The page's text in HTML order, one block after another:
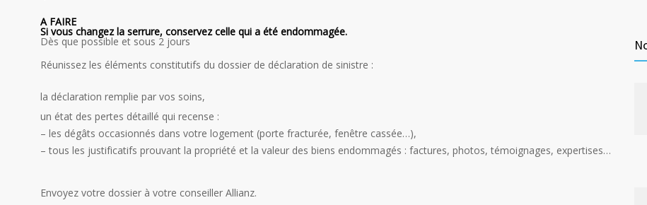
A FAIRE
Si vous changez la serrure, conservez celle qui a été endommagée.
Dès que possible et sous 2 jours
Réunissez les éléments constitutifs du dossier de déclaration de sinistre :
la déclaration remplie par vos soins,
un état des pertes détaillé qui recense :
– les dégâts occasionnés dans votre logement (porte fracturée, fenêtre cassée…),
– tous les justificatifs prouvant la propriété et la valeur des biens endommagés : factures, photos, témoignages, expertises…
Envoyez votre dossier à votre conseiller Allianz.